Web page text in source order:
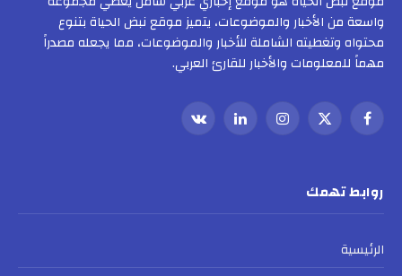
واسعة من الأخبار والموضوعات، يتميز موقع نبض الحياة بتنوع
محتواه وتغطيته الشاملة للأخبار والموضوعات، مما يجعله مصدراً
مهماً للمعلومات والأخبار للقارئ العربي.
فيسبوك
X
الانستغراملينكدإنVKontakte
روابط تهمك
الرئيسية